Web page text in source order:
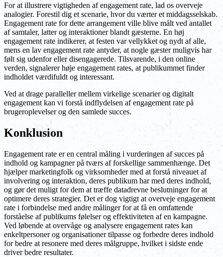
For at illustrere vigtigheden af engagement rate, lad os overveje
analogier. Forestil dig et scenarie, hvor du værter et middagsselskab.
Engagement rate for dette arrangement ville blive målt ved antallet
af samtaler, latter og interaktioner blandt gæsterne. En høj
engagement rate indikerer, at festen var vellykket og nydt af alle,
mens en lav engagement rate antyder, at nogle gæster muligvis har
følt sig udenfor eller disengagerede. Tilsvarende, i den online
verden, signalerer høje engagement rates, at publikummet finder
indholdet værdifuldt og interessant.
Ved at drage paralleller mellem virkelige scenarier og digitalt
engagement kan vi forstå indflydelsen af engagement rate på
brugeroplevelser og den samlede succes.
Konklusion
Engagement rate er en central måling i vurderingen af succes på
indhold og kampagner på tværs af forskellige sammenhænge. Det
hjælper marketingfolk og virksomheder med at forstå niveauet af
involvering og interaktion, deres publikum har med deres indhold,
og gør det muligt for dem at træffe datadrevne beslutninger for at
optimere deres strategier. Det er dog vigtigt at overveje engagement
rate i forbindelse med andre målinger for at få en omfattende
forståelse af publikums følelser og effektiviteten af en kampagne.
Ved løbende at overvåge og analysere engagement rates kan
enkeltpersoner og organisationer tilpasse og forbedre deres indhold
for bedre at resonere med deres målgruppe, hvilket i sidste ende
driver bedre resultater.